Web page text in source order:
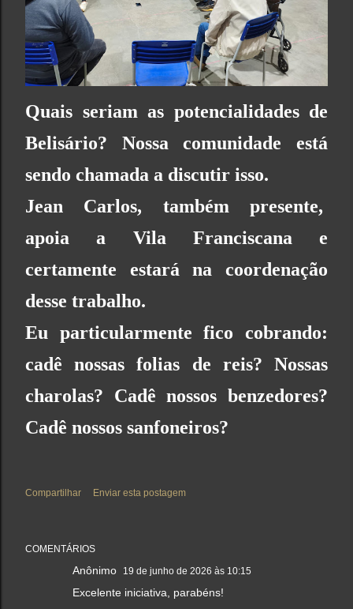
Quais seriam as potencialidades de
Belisário? Nossa comunidade está
sendo chamada a discutir isso.
Jean Carlos, também presente,
apoia a Vila Franciscana e
certamente estará na coordenação
desse trabalho.
Eu particularmente fico cobrando:
cadê nossas folias de reis? Nossas
charolas? Cadê nossos benzedores?
Cadê nossos sanfoneiros?
Compartilhar Enviar esta postagem
COMENTÁRIOS
Anônimo 19 de junho de 2026 às 10:15
Excelente iniciativa, parabéns!